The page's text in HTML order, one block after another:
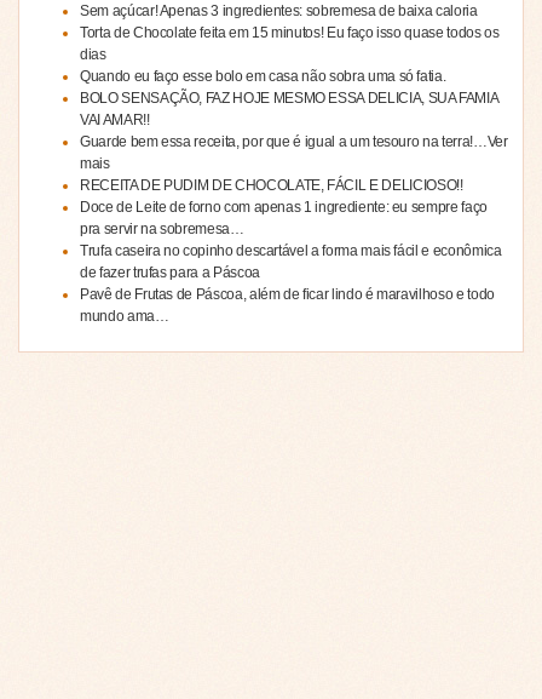
Sem açúcar! Apenas 3 ingredientes: sobremesa de baixa caloria
Torta de Chocolate feita em 15 minutos! Eu faço isso quase todos os
dias
Quando eu faço esse bolo em casa não sobra uma só fatia.
BOLO SENSAÇÃO, FAZ HOJE MESMO ESSA DELICIA, SUA FAMIA
VAI AMAR!!
Guarde bem essa receita, por que é igual a um tesouro na terra!…Ver
mais
RECEITA DE PUDIM DE CHOCOLATE, FÁCIL E DELICIOSO!!
Doce de Leite de forno com apenas 1 ingrediente: eu sempre faço
pra servir na sobremesa…
Trufa caseira no copinho descartável a forma mais fácil e econômica
de fazer trufas para a Páscoa
Pavê de Frutas de Páscoa, além de ficar lindo é maravilhoso e todo
mundo ama…